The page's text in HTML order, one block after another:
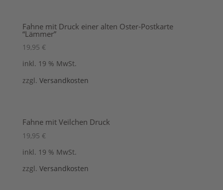
Fahne mit Druck einer alten Oster-Postkarte
“Lämmer”
19,95 €
inkl. 19 % MwSt.
zzgl. Versandkosten
Fahne mit Veilchen Druck
19,95 €
inkl. 19 % MwSt.
zzgl. Versandkosten